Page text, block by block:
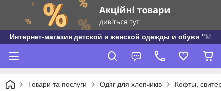
Интернет-магазин детской и женской одежды и обуви
Товари та послуги Одяг для хлопчиків Кофты,